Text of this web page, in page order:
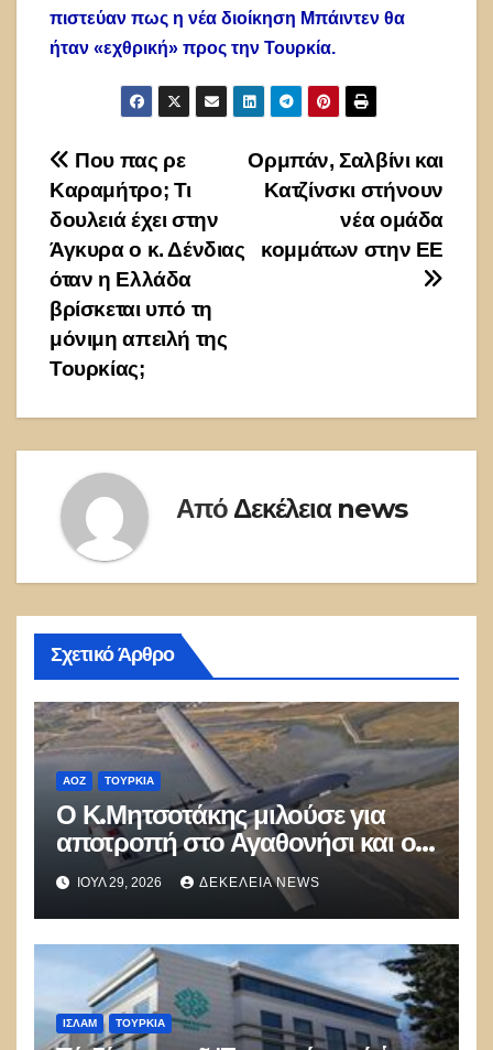
πιστεύαν πως η νέα διοίκηση Μπάιντεν θα
ήταν «εχθρική» προς την Τουρκία.
Πλοήγηση
άρθρων
Ορμπάν, Σαλβίνι και
Κατζίνσκι στήνουν
νέα ομάδα
κομμάτων στην ΕΕ
Που πας ρε
Καραμήτρο; Τι
δουλειά έχει στην
Άγκυρα ο κ. Δένδιας
όταν η Ελλάδα
βρίσκεται υπό τη
μόνιμη απειλή της
Τουρκίας;
Από Δεκέλεια news
Σχετικό Άρθρο
ΑΟΖ ΤΟΥΡΚΊΑ
Ο Κ.Μητσοτάκης μιλούσε για
αποτροπή στο Αγαθονήσι και οι
Τούρκοι παραβίαζαν με ΑΦΝΣ
και drone
ΙΟΎΛ 29, 2026 ΔΕΚΈΛΕΙΑ NEWS
ΙΣΛΑΜ ΤΟΥΡΚΊΑ